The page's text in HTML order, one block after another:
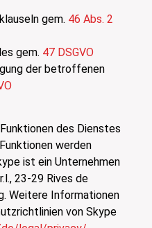
gem. 46 Abs. 2
gem. 47 DSGVO
der betroffenen
des Dienstes
werden
ist ein Unternehmen
23-29 Rives de
Weitere Informationen
von Skype